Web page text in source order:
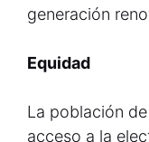
generación
Equidad
La población
acceso a la